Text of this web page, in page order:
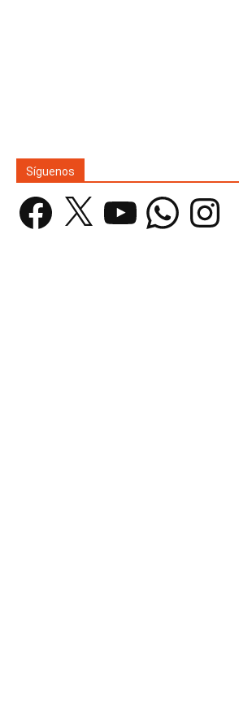
Síguenos
Facebook YouTube WhatsAppInstagram